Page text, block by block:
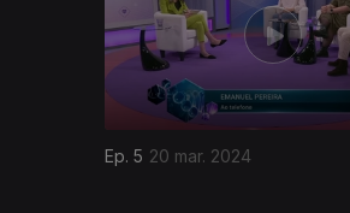
Ep. 5 20 mar. 2024